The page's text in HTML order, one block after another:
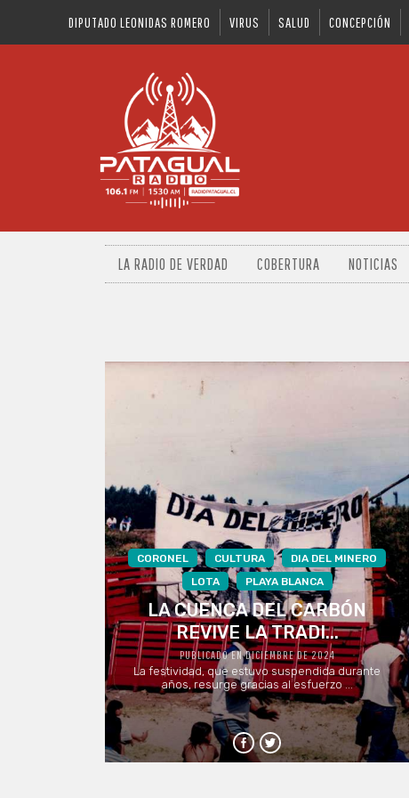
DIPUTADO LEONIDAS ROMERO VIRUS SALUD CONCEPCIÓN
LA RADIO DE VERDAD COBERTURA NOTICIAS
CORONEL CULTURA
DIA DEL MINERO
LOTA
PLAYA BLANCA
LA CUENCA DEL CARBÓN
REVIVE LA TRADI...
PUBLICADO EN DICIEMBRE DE 2024
La festividad, que estuvo suspendida durante
años, resurge gracias al esfuerzo ...